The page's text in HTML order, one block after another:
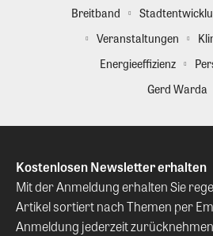
Breitband
Veranstaltungen
Energieeffizienz
Gerd Warda
Kostenlosen Newsletter erhalten
Mit der Anmeldung erhalten Sie
Artikel sortiert nach Themen per
Anmeldung jederzeit